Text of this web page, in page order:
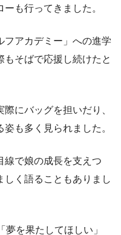
も行ってきました。
フアカデミー」への進学
もそばで応援し続けたと
にバッグを担いだり、
も多く見られました。
線で娘の成長を支えつ
しく語ることもありまし
を果たしてほしい」